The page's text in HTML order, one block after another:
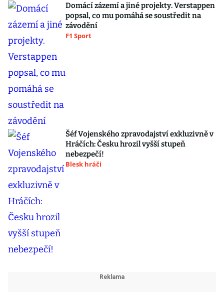
Domácí zázemí a jiné projekty. Verstappen
popsal, co mu pomáhá se soustředit na
závodění
F1 Sport
Šéf Vojenského zpravodajství exkluzivně v
Hráčích: Česku hrozil vyšší stupeň
nebezpečí!
Blesk hráči